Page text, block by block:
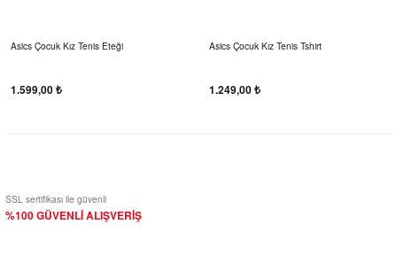
Asics Çocuk Kız Tenis Eteği
1.599,00 ₺
Asics Çocuk Kız Tenis Tshirt
1.249,00 ₺
SSL sertifikası ile güvenli
%100 GÜVENLİ ALIŞVERİŞ